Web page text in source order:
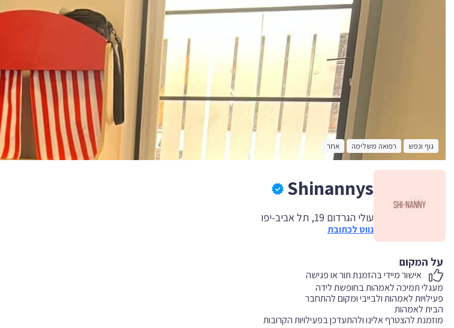
גוף ונפש רפואה משלימה אחר
Shinannys
עולי הגרדום 19, תל אביב-יפו
נווט לכתובת
על המקום
אישור מיידי בהזמנת תור או פגישה
מוזמנת להצטרף אלינו ולהתעדכן בפעילויות הקרובות